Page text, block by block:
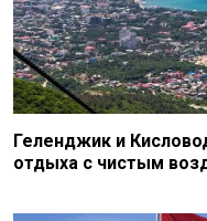
Геленджик и
отдыха с чистым